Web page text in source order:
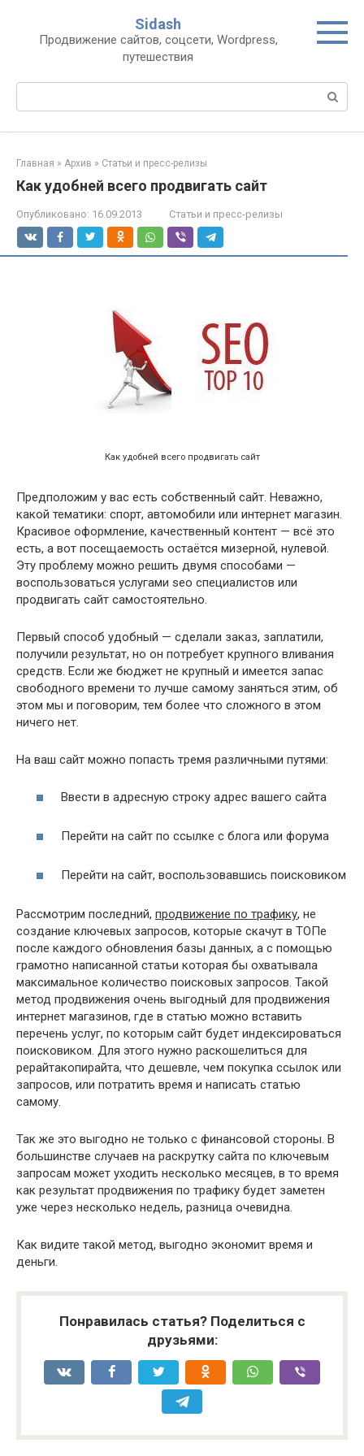
контенту
Sidash
Продвижение сайтов, соцсети, Wordpress,
путешествия
Главная » Архив » Статьи и пресс-релизы
Как удобней всего продвигать сайт
Опубликовано: 16.09.2013 Статьи и пресс-релизы
Как удобней всего продвигать сайт
Предположим у вас есть собственный сайт. Неважно,
какой тематики: спорт, автомобили или интернет магазин.
Красивое оформление, качественный контент — всё это
есть, а вот посещаемость остаётся мизерной, нулевой.
Эту проблему можно решить двумя способами —
воспользоваться услугами seo специалистов или
продвигать сайт самостоятельно.
Первый способ удобный — сделали заказ, заплатили,
получили результат, но он потребует крупного вливания
средств. Если же бюджет не крупный и имеется запас
свободного времени то лучше самому заняться этим, об
этом мы и поговорим, тем более что сложного в этом
ничего нет.
На ваш сайт можно попасть тремя различными путями:
Ввести в адресную строку адрес вашего сайта
Перейти на сайт по ссылке с блога или форума
Перейти на сайт, воспользовавшись поисковиком
Рассмотрим последний, продвижение по трафику, не
создание ключевых запросов, которые скачут в ТОПе
после каждого обновления базы данных, а с помощью
грамотно написанной статьи которая бы охватывала
максимальное количество поисковых запросов. Такой
метод продвижения очень выгодный для продвижения
интернет магазинов, где в статью можно вставить
перечень услуг, по которым сайт будет индексироваться
поисковиком. Для этого нужно раскошелиться для
рерайтакопирайта, что дешевле, чем покупка ссылок или
запросов, или потратить время и написать статью
самому.
Так же это выгодно не только с финансовой стороны. В
большинстве случаев на раскрутку сайта по ключевым
запросам может уходить несколько месяцев, в то время
как результат продвижения по трафику будет заметен
уже через несколько недель, разница очевидна.
Как видите такой метод, выгодно экономит время и
деньги.
Понравилась статья? Поделиться с
друзьями: